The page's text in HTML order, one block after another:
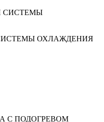
ОХЛАЖДЕНИЯ